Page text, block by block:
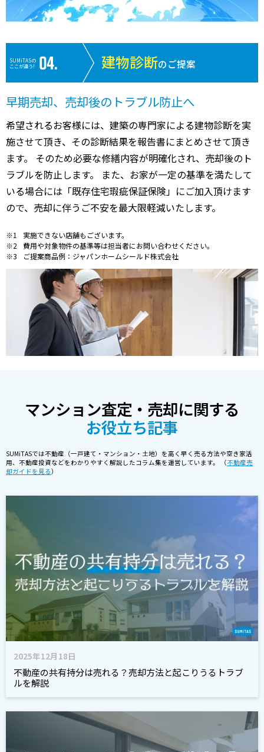
SUMiTASの
ここが違う!
建物診断のご提案
早期売却、売却後のトラブル防止へ
希望されるお客様には、建築の専門家による建物診断を実
施させて頂き、その診断結果を報告書にまとめさせて頂き
ます。 そのため必要な修繕内容が明確化され、売却後のト
ラブルを防止します。 また、お家が一定の基準を満たして
いる場合には「既存住宅瑕疵保証保険」にご加入頂けます
ので、売却に伴うご不安を最大限軽減いたします。
実施できない店舗もございます。
費用や対象物件の基準等は担当者にお問い合わせください。
ご提案商品例：ジャパンホームシールド株式会社
マンション査定・売却に関する
お役立ち記事
SUMiTASでは不動産（一戸建て・マンション・土地）を高く早く売る方法や空き家活
用、不動産投資などをわかりやすく解説したコラム集を運営しています。 （不動産売
却ガイドを見る）
2025年12月18日
不動産の共有持分は売れる？売却方法と起こりうるトラブ
ルを解説